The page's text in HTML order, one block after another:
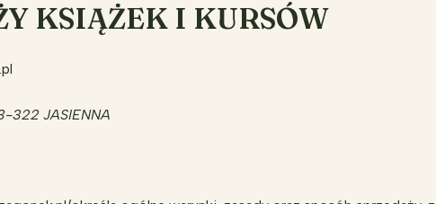
KSIĄŻEK I KURSÓW
322 JASIENNA